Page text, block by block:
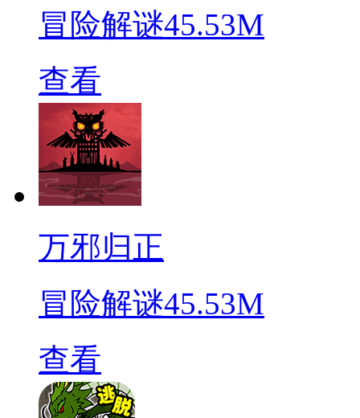
冒险解谜45.53M
查看
万邪归正
冒险解谜45.53M
查看